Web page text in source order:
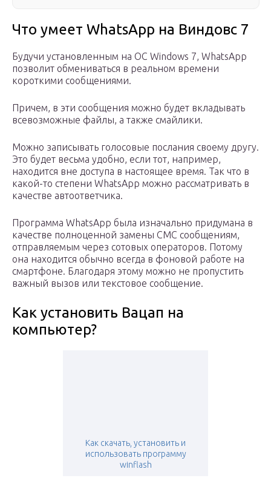
Что умеет WhatsApp на Виндовс 7
Будучи установленным на ОС Windows 7, WhatsApp
позволит обмениваться в реальном времени
короткими сообщениями.
Причем, в эти сообщения можно будет вкладывать
всевозможные файлы, а также смайлики.
Можно записывать голосовые послания своему другу.
Это будет весьма удобно, если тот, например,
находится вне доступа в настоящее время. Так что в
какой-то степени WhatsApp можно рассматривать в
качестве автоответчика.
Программа WhatsApp была изначально придумана в
качестве полноценной замены СМС сообщениям,
отправляемым через сотовых операторов. Потому
она находится обычно всегда в фоновой работе на
смартфоне. Благодаря этому можно не пропустить
важный вызов или текстовое сообщение.
Как установить Вацап на
компьютер?
Как скачать, установить и
использовать программу
winflash